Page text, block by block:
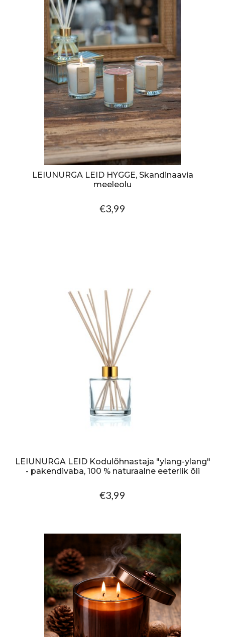
LEIUNURGA LEID HYGGE, Skandinaavia
meeleolu
€3,99
LEIUNURGA LEID Kodulõhnastaja "ylang-ylang"
- pakendivaba, 100 % naturaalne eeterlik õli
€3,99